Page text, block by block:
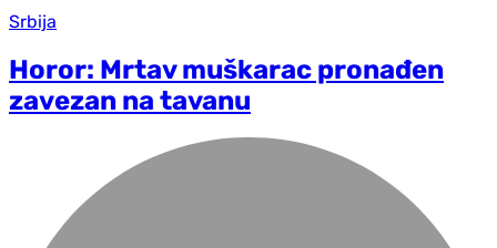
Srbija
Horor: Mrtav muškarac pronađen
zavezan na tavanu